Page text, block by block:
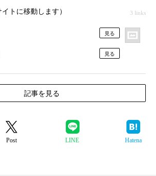
トに移動します） 3 links
見る
見る
記事を見る
Post LINE Hatena